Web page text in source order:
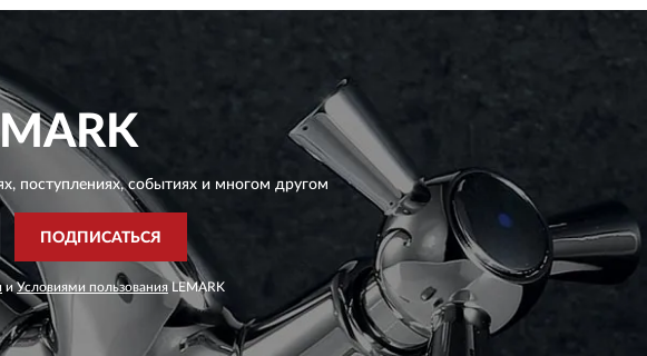
поступлениях, событиях и многом другом
ПОДПИСАТЬСЯ
иУсловиями пользования LEMARK